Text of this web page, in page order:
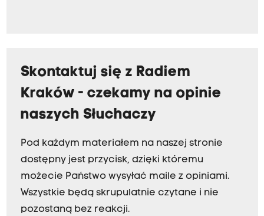
Skontaktuj się z Radiem
Kraków - czekamy na opinie
naszych Słuchaczy
Pod każdym materiałem na naszej stronie
dostępny jest przycisk, dzięki któremu
możecie Państwo wysyłać maile z opiniami.
Wszystkie będą skrupulatnie czytane i nie
pozostaną bez reakcji.